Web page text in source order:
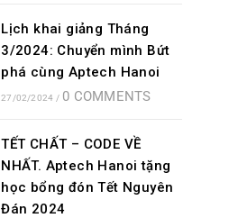
Lịch khai giảng Tháng
3/2024: Chuyển mình Bứt
phá cùng Aptech Hanoi
27/02/2024 / 0 COMMENTS
TẾT CHẤT – CODE VỀ
NHẤT. Aptech Hanoi tặng
học bổng đón Tết Nguyên
Đán 2024